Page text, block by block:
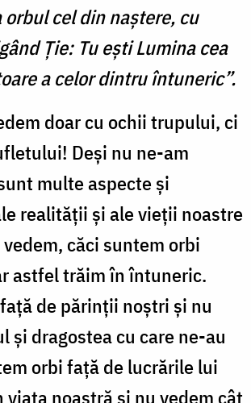
orbul cel din naștere, cu
Ție: Tu ești Lumina cea
a celor dintru întuneric”.
doar cu ochii trupului, ci
Deși nu ne-am
multe aspecte și
realității și ale vieții noastre
căci suntem orbi
astfel trăim în întuneric.
de părinții noștri și nu
și dragostea cu care ne-au
orbi față de lucrările lui
viața noastră și nu vedem cât